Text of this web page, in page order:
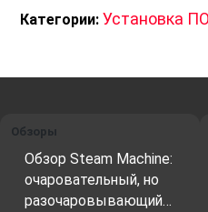
Категории: Установка
Обзоры
Обзор Steam Machine:
очаровательный, но
разочаровывающий…